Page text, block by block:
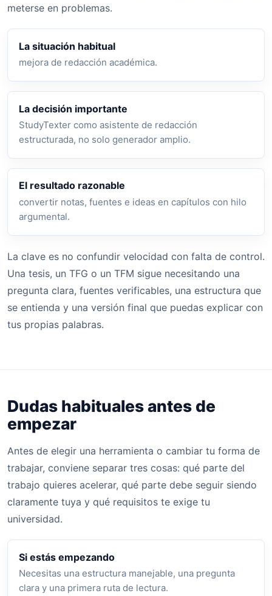
meterse en problemas.
La situación habitual
mejora de redacción académica.
La decisión importante
StudyTexter como asistente de redacción
estructurada, no solo generador amplio.
El resultado razonable
convertir notas, fuentes e ideas en capítulos con hilo
argumental.
La clave es no confundir velocidad con falta de control.
Una tesis, un TFG o un TFM sigue necesitando una
pregunta clara, fuentes verificables, una estructura que
se entienda y una versión final que puedas explicar con
tus propias palabras.
Dudas habituales antes de
empezar
Antes de elegir una herramienta o cambiar tu forma de
trabajar, conviene separar tres cosas: qué parte del
trabajo quieres acelerar, qué parte debe seguir siendo
claramente tuya y qué requisitos te exige tu
universidad.
Si estás empezando
Necesitas una estructura manejable, una pregunta
clara y una primera ruta de lectura.